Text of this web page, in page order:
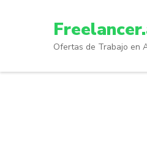
Enter)
Ofertas de Trabajo en